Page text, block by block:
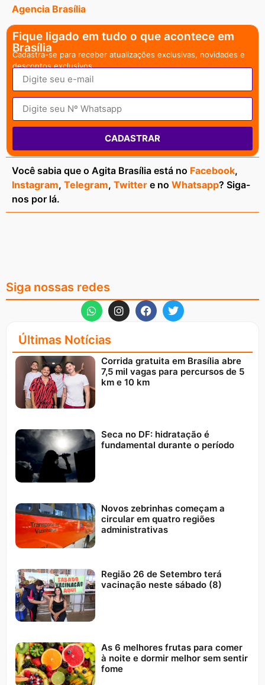
Agencia Brasília
Fique ligado em tudo o que acontece em
Brasília
Cadastra-se para receber atualizações exclusivas, novidades e
descontos exclusivos.
CADASTRAR
Você sabia que o Agita Brasília está no Facebook,
Instagram, Telegram, Twitter e no Whatsapp? Siga-
nos por lá.
Siga nossas redes
Últimas Notícias
Corrida gratuita em Brasília abre
7,5 mil vagas para percursos de 5
km e 10 km
Seca no DF: hidratação é
fundamental durante o período
Novos zebrinhas começam a
circular em quatro regiões
administrativas
Região 26 de Setembro terá
vacinação neste sábado (8)
As 6 melhores frutas para comer
à noite e dormir melhor sem sentir
fome